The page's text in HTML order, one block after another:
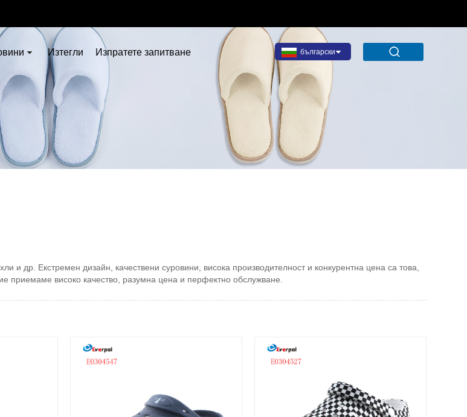
български
Изтегли Изпратете запитване
и др. Екстремен дизайн, качествени суровини, висока производителност и конкурентна цена са това,
приемаме високо качество, разумна цена и перфектно обслужване.